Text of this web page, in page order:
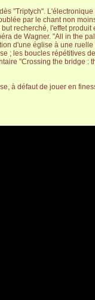
"Triptych".
par le chant non
recherché, l'effet produit
de Wagner. "All in the
d'une église à une
; les boucles répétitives
"Crossing the bridge :
à défaut de jouer en